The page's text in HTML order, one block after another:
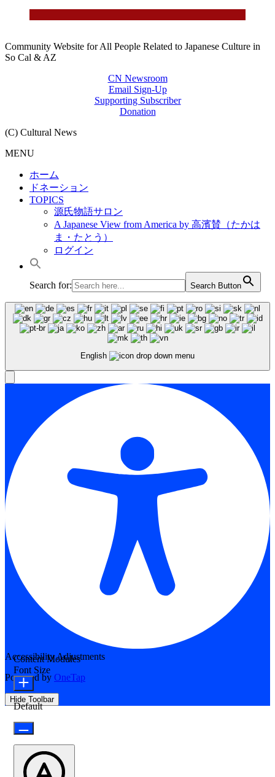
Community Website for All People Related to Japanese Culture in
So Cal & AZ
CN Newsroom
Email Sign-Up
Supporting Subscriber
Donation
(C) Cultural News
MENU
ホーム
ドネーション
TOPICS
源氏物語サロン
A Japanese View from America by 高濱賛（たかは
ま・たとう）
ログイン
Search for: Search Button
English
Accessibility Adjustments
Powered by OneTap
Hide Toolbar
Content Modules
Font Size
Default